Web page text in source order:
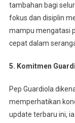
tambahan bagi
fokus dan disiplin
mampu mengatasi
cepat dalam
5. Komitmen
Pep Guardiola
memperhatikan
update terbaru ini,